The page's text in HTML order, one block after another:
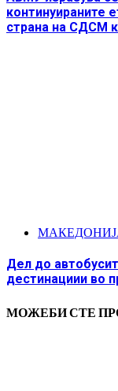
континуираните
страна на СДСМ
Дел до
дестинациии во
МОЖЕБИ СТЕ